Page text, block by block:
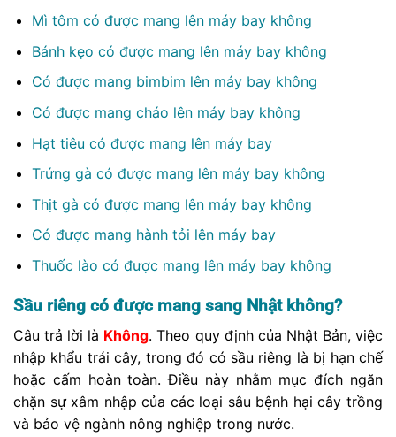
Mì tôm có được mang lên máy bay không
Bánh kẹo có được mang lên máy bay không
Có được mang bimbim lên máy bay không
Có được mang cháo lên máy bay không
Hạt tiêu có được mang lên máy bay
Trứng gà có được mang lên máy bay không
Thịt gà có được mang lên máy bay không
Có được mang hành tỏi lên máy bay
Thuốc lào có được mang lên máy bay không
Sầu riêng có được mang sang Nhật không?
Câu trả lời là Không. Theo quy định của Nhật Bản, việc
nhập khẩu trái cây, trong đó có sầu riêng là bị hạn chế
hoặc cấm hoàn toàn. Điều này nhằm mục đích ngăn
chặn sự xâm nhập của các loại sâu bệnh hại cây trồng
và bảo vệ ngành nông nghiệp trong nước.